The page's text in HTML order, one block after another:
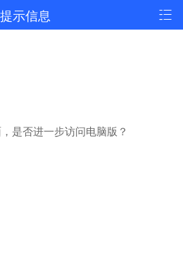
提示信息
是否进一步访问电脑版？